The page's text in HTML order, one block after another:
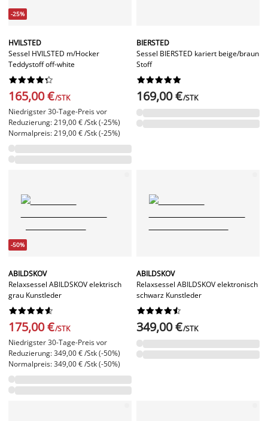
-25%
HVILSTED
Sessel HVILSTED m/Hocker
Teddystoff off-white






165,00 €/STK
Niedrigster 30-Tage-Preis vor
Reduzierung: 219,00 € /Stk (-25%)
Normalpreis: 219,00 € /Stk (-25%)
BIERSTED
Sessel BIERSTED kariert beige/braun
Stoff






169,00 €/STK
-50%
ABILDSKOV
Relaxsessel ABILDSKOV elektrisch
grau Kunstleder






175,00 €/STK
Niedrigster 30-Tage-Preis vor
Reduzierung: 349,00 € /Stk (-50%)
Normalpreis: 349,00 € /Stk (-50%)
ABILDSKOV
Relaxsessel ABILDSKOV elektronisch
schwarz Kunstleder






349,00 €/STK